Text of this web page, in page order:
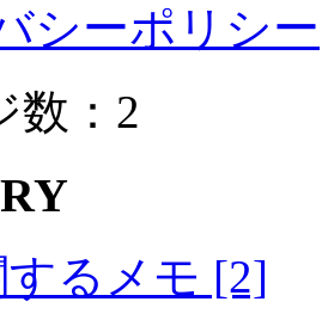
シーポリシー
数：2
するメモ [2]